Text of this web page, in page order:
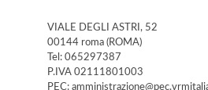
VIALE DEGLI ASTRI, 52
00144 roma (ROMA)
Tel: 065297387
P.IVA 02111801003
PEC: